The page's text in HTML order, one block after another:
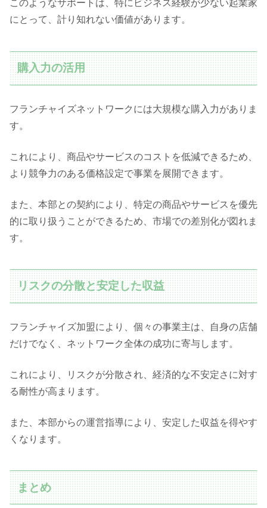
このようなサポートは、特にビジネス経験が少ない起業家
にとって、計り知れない価値があります。
購入力の活用
フランチャイズネットワークには大規模な購入力がありま
す。
これにより、商品やサービスのコストを低減できるため、
より競争力のある価格設定で事業を展開できます。
また、本部との契約により、特定の商品やサービスを優先
的に取り扱うことができるため、市場での差別化が図れま
す。
リスクの分散と安定した収益
フランチャイズ加盟により、個々の事業主は、自身の店舗
だけでなく、ネットワーク全体の成功に寄与します。
これにより、リスクが分散され、経済的な不安定さに対す
る耐性が高まります。
また、本部からの運営指導により、安定した収益を得やす
くなります。
まとめ